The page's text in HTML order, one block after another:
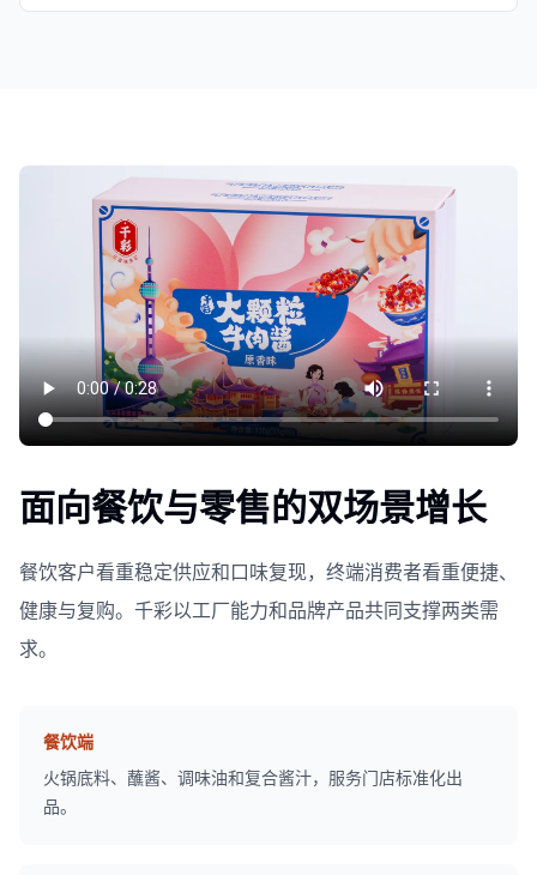
面向餐饮与零售的双场景增长
餐饮客户看重稳定供应和口味复现，终端消费者看重便捷、
健康与复购。千彩以工厂能力和品牌产品共同支撑两类需
求。
餐饮端
火锅底料、蘸酱、调味油和复合酱汁，服务门店标准化出
品。